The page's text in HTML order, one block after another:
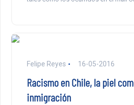
Felipe Reyes 16-05-2016
Racismo en Chile, la piel
inmigración